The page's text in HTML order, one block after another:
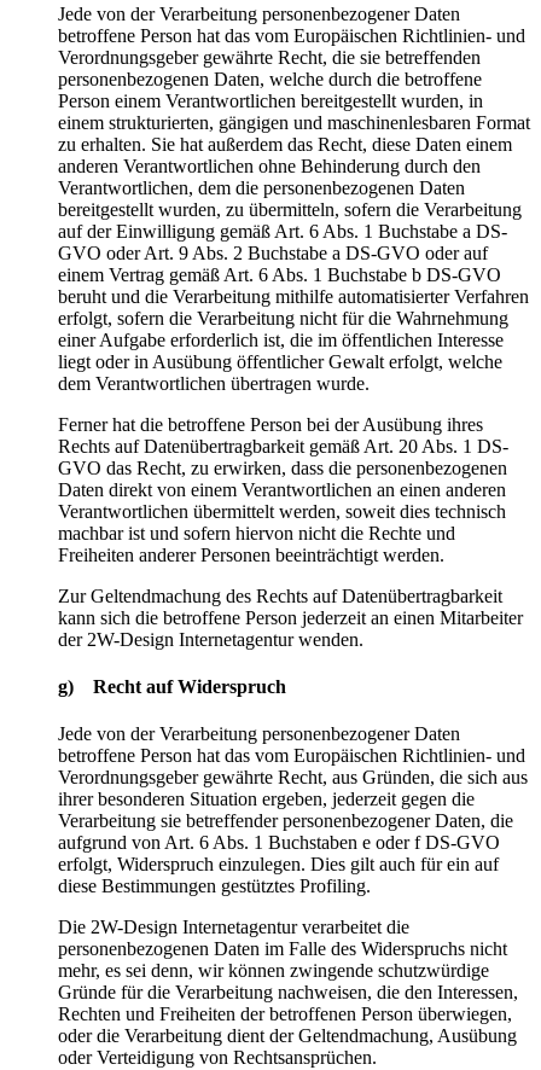
Jede von der Verarbeitung personenbezogener Daten
betroffene Person hat das vom Europäischen Richtlinien- und
Verordnungsgeber gewährte Recht, die sie betreffenden
personenbezogenen Daten, welche durch die betroffene
Person einem Verantwortlichen bereitgestellt wurden, in
einem strukturierten, gängigen und maschinenlesbaren Format
zu erhalten. Sie hat außerdem das Recht, diese Daten einem
anderen Verantwortlichen ohne Behinderung durch den
Verantwortlichen, dem die personenbezogenen Daten
bereitgestellt wurden, zu übermitteln, sofern die Verarbeitung
auf der Einwilligung gemäß Art. 6 Abs. 1 Buchstabe a DS-
GVO oder Art. 9 Abs. 2 Buchstabe a DS-GVO oder auf
einem Vertrag gemäß Art. 6 Abs. 1 Buchstabe b DS-GVO
beruht und die Verarbeitung mithilfe automatisierter Verfahren
erfolgt, sofern die Verarbeitung nicht für die Wahrnehmung
einer Aufgabe erforderlich ist, die im öffentlichen Interesse
liegt oder in Ausübung öffentlicher Gewalt erfolgt, welche
dem Verantwortlichen übertragen wurde.
Ferner hat die betroffene Person bei der Ausübung ihres
Rechts auf Datenübertragbarkeit gemäß Art. 20 Abs. 1 DS-
GVO das Recht, zu erwirken, dass die personenbezogenen
Daten direkt von einem Verantwortlichen an einen anderen
Verantwortlichen übermittelt werden, soweit dies technisch
machbar ist und sofern hiervon nicht die Rechte und
Freiheiten anderer Personen beeinträchtigt werden.
Zur Geltendmachung des Rechts auf Datenübertragbarkeit
kann sich die betroffene Person jederzeit an einen Mitarbeiter
der 2W-Design Internetagentur wenden.
g) Recht auf Widerspruch
Jede von der Verarbeitung personenbezogener Daten
betroffene Person hat das vom Europäischen Richtlinien- und
Verordnungsgeber gewährte Recht, aus Gründen, die sich aus
ihrer besonderen Situation ergeben, jederzeit gegen die
Verarbeitung sie betreffender personenbezogener Daten, die
aufgrund von Art. 6 Abs. 1 Buchstaben e oder f DS-GVO
erfolgt, Widerspruch einzulegen. Dies gilt auch für ein auf
diese Bestimmungen gestütztes Profiling.
Die 2W-Design Internetagentur verarbeitet die
personenbezogenen Daten im Falle des Widerspruchs nicht
mehr, es sei denn, wir können zwingende schutzwürdige
Gründe für die Verarbeitung nachweisen, die den Interessen,
Rechten und Freiheiten der betroffenen Person überwiegen,
oder die Verarbeitung dient der Geltendmachung, Ausübung
oder Verteidigung von Rechtsansprüchen.